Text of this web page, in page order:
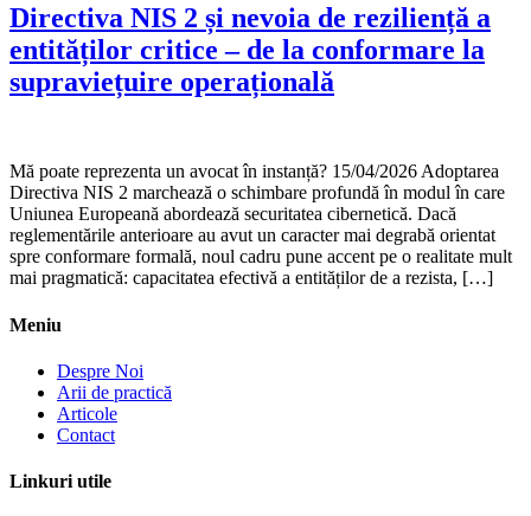
Directiva NIS 2 și nevoia de reziliență a
entităților critice – de la conformare la
supraviețuire operațională
Mă poate reprezenta un avocat în instanță? 15/04/2026 Adoptarea
Directiva NIS 2 marchează o schimbare profundă în modul în care
Uniunea Europeană abordează securitatea cibernetică. Dacă
reglementările anterioare au avut un caracter mai degrabă orientat
spre conformare formală, noul cadru pune accent pe o realitate mult
mai pragmatică: capacitatea efectivă a entităților de a rezista, […]
Meniu
Despre Noi
Arii de practică
Articole
Contact
Linkuri utile